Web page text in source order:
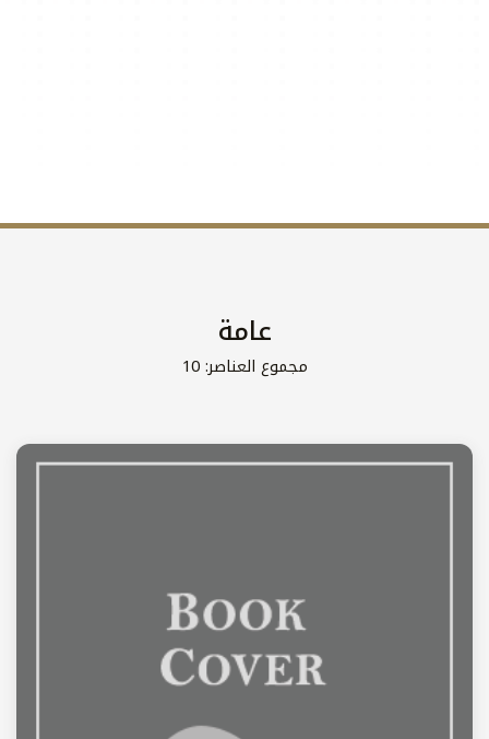
عامة
مجموع العناصر: 10